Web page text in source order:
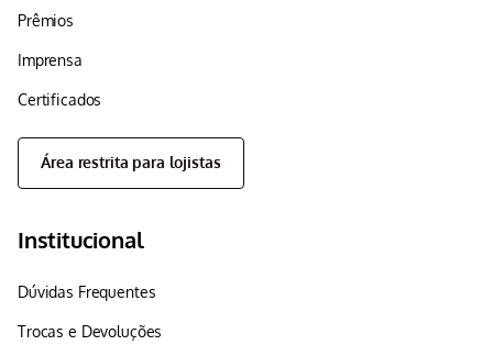
Prêmios
Imprensa
Certificados
Área restrita para lojistas
Institucional
Dúvidas Frequentes
Trocas e Devoluções